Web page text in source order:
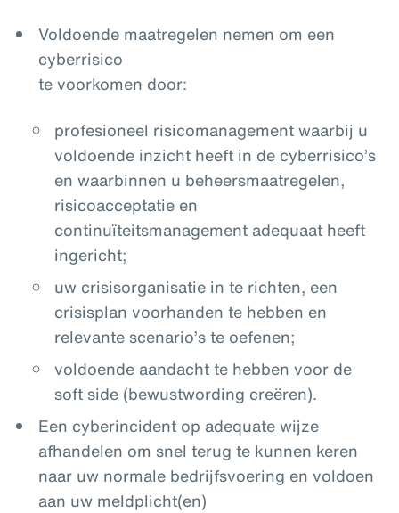
Voldoende maatregelen nemen om een
cyberrisico
te voorkomen door:
profesioneel risicomanagement waarbij u
voldoende inzicht heeft in de cyberrisico’s
en waarbinnen u beheersmaatregelen,
risicoacceptatie en
continuïteitsmanagement adequaat heeft
ingericht;
uw crisisorganisatie in te richten, een
crisisplan voorhanden te hebben en
relevante scenario’s te oefenen;
voldoende aandacht te hebben voor de
soft side (bewustwording creëren).
Een cyberincident op adequate wijze
afhandelen om snel terug te kunnen keren
naar uw normale bedrijfsvoering en voldoen
aan uw meldplicht(en)